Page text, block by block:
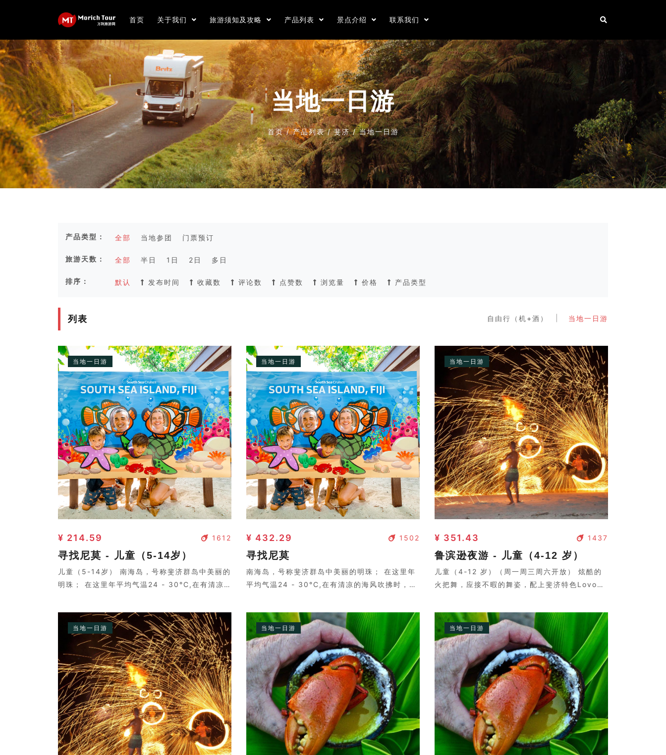
首页 关于我们 旅游须知及攻略 产品列表 景点介绍 联系我们
当地一日游
首页/产品列表/斐济/当地一日游
产品类型： 全部 当地参团 门票预订
旅游天数： 全部 半日 1日 2日 多日
排序： 默认 发布时间 收藏数 评论数 点赞数 浏览量 价格 产品类型
列表 自由行（机+酒） 当地一日游
当地一日游
1612
¥ 214.59
寻找尼莫 - 儿童（5-14岁）
儿童（5-14岁） 南海岛，号称斐济群岛中美丽的
明珠； 在这里年平均气温24 - 30°C,在有清凉
电影中的场景没两样。
当地一日游
1502
¥ 432.29
寻找尼莫
南海岛，号称斐济群岛中美丽的明珠； 在这里年
平均气温24 - 30°C,在有清凉的海风吹拂时，让
样。
当地一日游
1437
¥ 351.43
鲁滨逊夜游 - 儿童（4-12 岁）
儿童（4-12 岁）（周一周三周六开放） 炫酷的
火把舞，应接不暇的舞姿，配上斐济特色Lovo大
当地一日游 当地一日游 当地一日游